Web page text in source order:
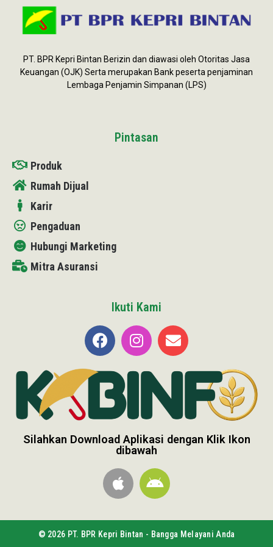
PT. BPR Kepri Bintan Berizin dan diawasi oleh Otoritas Jasa
Keuangan (OJK) Serta merupakan Bank peserta penjaminan
Lembaga Penjamin Simpanan (LPS)
Pintasan
Produk
Rumah Dijual
Karir
Pengaduan
Hubungi Marketing
Mitra Asuransi
Ikuti Kami
Silahkan Download Aplikasi dengan Klik Ikon
dibawah
© 2026 PT. BPR Kepri Bintan - Bangga Melayani Anda